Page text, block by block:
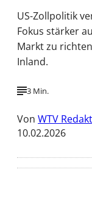
US-Zollpolitik
Fokus stärker
Markt zu
Inland.
3 Min.
Von WTV
10.02.2026